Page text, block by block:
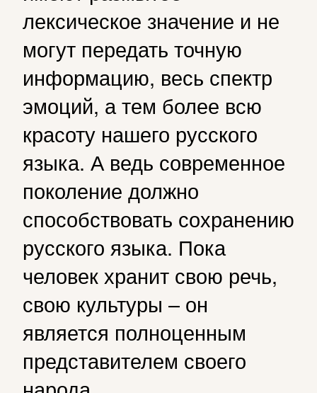
лексическое значение и не
могут передать точную
информацию, весь спектр
эмоций, а тем более всю
красоту нашего русского
языка. А ведь современное
поколение должно
способствовать сохранению
русского языка. Пока
человек хранит свою речь,
свою культуры – он
является полноценным
представителем своего